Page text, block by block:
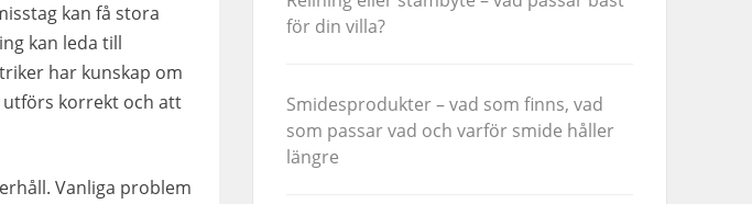
kan få stora
kan leda till
har kunskap om
utförs korrekt och att
Vanliga problem
för din villa?
Smidesprodukter – vad som finns, vad
som passar vad och varför smide håller
längre